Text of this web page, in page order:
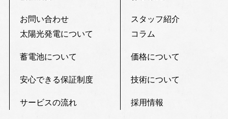
お問い合わせ
スタッフ紹介
太陽光発電について
蓄電池について
安心できる保証制度
サービスの流れ
コラム
価格について
技術について
採用情報